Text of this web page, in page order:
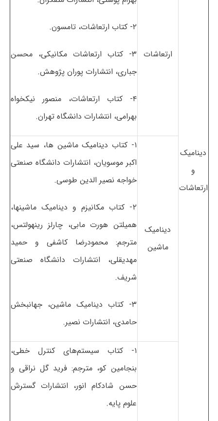
دینامیک
و
ارتعاشات
ارتعاشات
۲- کتاب ارتعاشات، تامسون.
۳- کتاب ارتعاشات مکانیکی، محسن
جباری، انتشارات پوران پژوهش.
۴- کتاب ارتعاشات، منصور نیکخواه
بهرامی، انتشارات دانشگاه تهران.
دینامیک
ماشین
۱- کتاب دینامیک ماشین ها، سید علی
اکبر موسویان، انتشارات دانشگاه صنعتی
خواجه نصیر الدین طوسی.
۲- کتاب مکانیزم و دینامیک ماشینها،
همیلتن هورت مابی، چارلز رینهولتس،
مترجم: محمودرضا کاشفی و حمید
مهدیقلی، انتشارات دانشگاه صنعتی
شریف.
۳- کتاب دینامیک ماشین، جهانبخش
حامدی، انتشارات نصیر.
۱- کتاب سیستم‌های کنترل خطی،
بنجامین کو، مترجم: فرید گل نراقی و
حسن شادکام انور، انتشارات گسترش
علوم پایه.